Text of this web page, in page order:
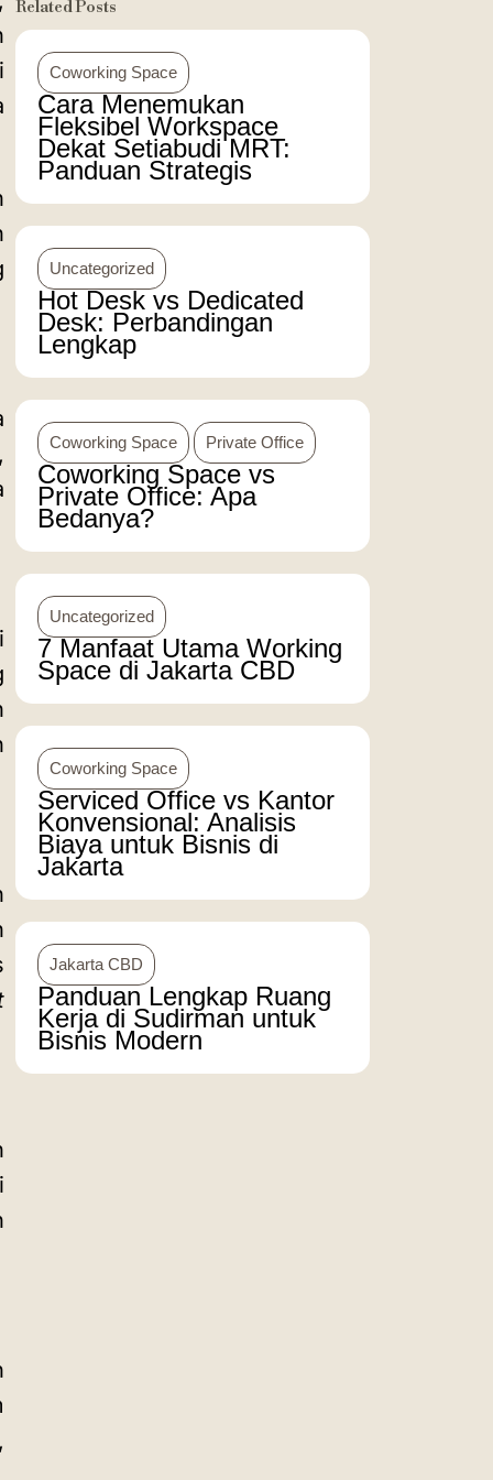
Related Posts
Coworking Space
Cara Menemukan
Fleksibel Workspace
Dekat Setiabudi MRT:
Panduan Strategis
Uncategorized
Hot Desk vs Dedicated
Desk: Perbandingan
Lengkap
Coworking Space Private Office
Coworking Space vs
Private Office: Apa
Bedanya?
Uncategorized
7 Manfaat Utama Working
Space di Jakarta CBD
Coworking Space
Serviced Office vs Kantor
Konvensional: Analisis
Biaya untuk Bisnis di
Jakarta
Jakarta CBD
Panduan Lengkap Ruang
Kerja di Sudirman untuk
Bisnis Modern